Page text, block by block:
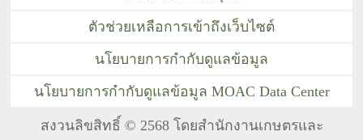
สงวนลิขสิทธิ์ © 2568 โดยสำนักงานเกษตรและ
ตัวช่วยเหลือการเข้าถึงเว็บไซต์
นโยบายการกำกับดูแลข้อมูล
นโยบายการกำกับดูแลข้อมูล MOAC Data Center